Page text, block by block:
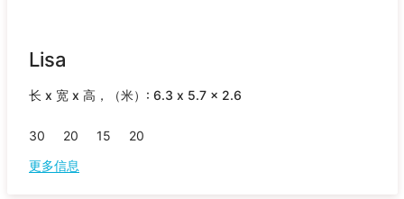
Lisa
长 x 宽 x 高，（米）: 6.3 x 5.7 x 2.6
30 20 15
20
更多信息